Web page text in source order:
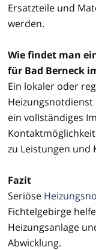
Ersatzteile und
werden.
Wie findet man
für Bad Berneck
Ein lokaler oder
ein vollständiges
zu Leistungen und
Fazit
Seriöse
Fichtelgebirge
Heizungsanlage
Abwicklung.